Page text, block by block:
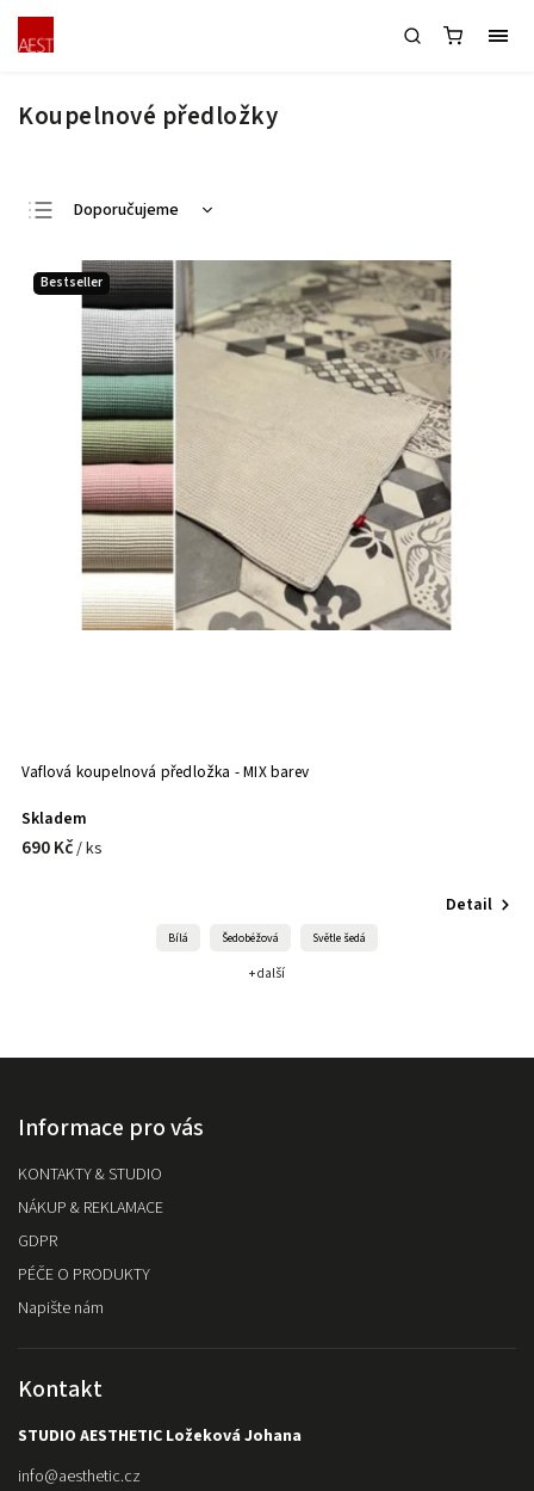
Koupelnové předložky
Doporučujeme
Nejdražší
Nejprodávanější
Abecedně
Bestseller
Vaflová koupelnová předložka - MIX barev
Skladem
690 Kč/ ks
Detail
Bílá Šedobéžová Světle šedá
+ další
Informace pro vás
KONTAKTY & STUDIO
NÁKUP & REKLAMACE
GDPR
PÉČE O PRODUKTY
Napište nám
Kontakt
STUDIO AESTHETIC Ložeková Johana
info@aesthetic.cz